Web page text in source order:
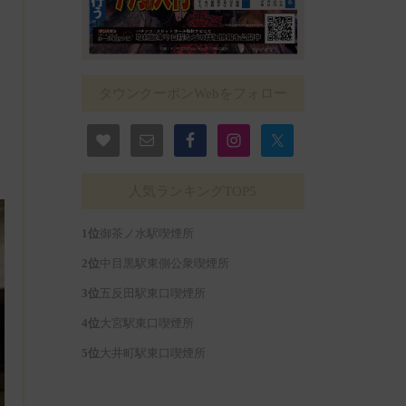
御茶ノ水駅喫煙所
中目黒駅東側公衆喫煙所
五反田駅東口喫煙所
大宮駅東口喫煙所
大井町駅東口喫煙所